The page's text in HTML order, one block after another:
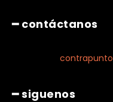
━ contáctanos
━ siguenos